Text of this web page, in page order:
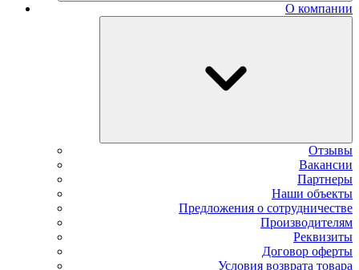
О компании
Отзывы
Вакансии
Партнеры
Наши объекты
Предложения о сотрудничестве
Производителям
Реквизиты
Договор оферты
Условия возврата товара